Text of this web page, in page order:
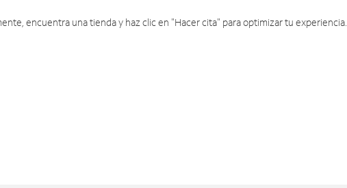
encuentra una tienda y haz clic en "Hacer cita" para optimizar tu experiencia.